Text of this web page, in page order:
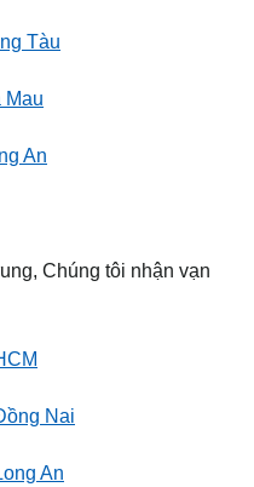
Tàu
Mau
An
Chúng tôi nhận vạn
Nai
An